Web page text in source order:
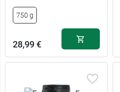
750 g
28,99 €